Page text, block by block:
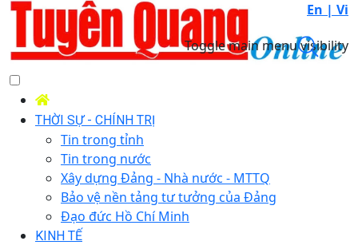
En | Vi
Toggle main menu visibility
THỜI SỰ - CHÍNH TRỊ
Tin trong tỉnh
Tin trong nước
Xây dựng Đảng - Nhà nước - MTTQ
Bảo vệ nền tảng tư tưởng của Đảng
Đạo đức Hồ Chí Minh
KINH TẾ